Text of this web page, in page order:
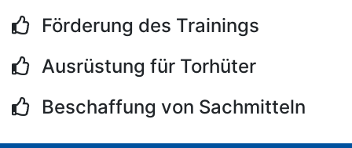
Förderung des Trainings
Ausrüstung für Torhüter
Beschaffung von Sachmitteln